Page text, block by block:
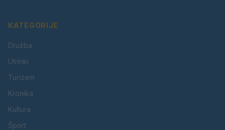
KATEGORIJE
Družba
Utrinki
Turizem
Kronika
Kultura
Šport